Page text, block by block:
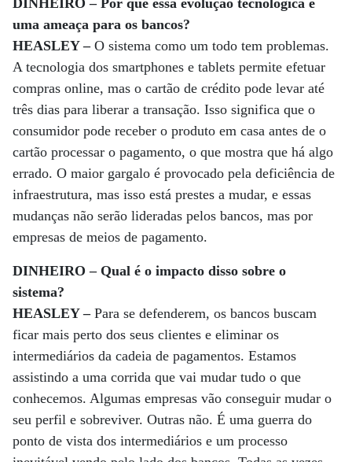
DINHEIRO – Por que essa evolução tecnológica é
uma ameaça para os bancos?
HEASLEY – O sistema como um todo tem problemas.
A tecnologia dos smartphones e tablets permite efetuar
compras online, mas o cartão de crédito pode levar até
três dias para liberar a transação. Isso significa que o
consumidor pode receber o produto em casa antes de o
cartão processar o pagamento, o que mostra que há algo
errado. O maior gargalo é provocado pela deficiência de
infraestrutura, mas isso está prestes a mudar, e essas
mudanças não serão lideradas pelos bancos, mas por
empresas de meios de pagamento.
DINHEIRO – Qual é o impacto disso sobre o
sistema?
HEASLEY – Para se defenderem, os bancos buscam
ficar mais perto dos seus clientes e eliminar os
intermediários da cadeia de pagamentos. Estamos
assistindo a uma corrida que vai mudar tudo o que
conhecemos. Algumas empresas vão conseguir mudar o
seu perfil e sobreviver. Outras não. É uma guerra do
ponto de vista dos intermediários e um processo